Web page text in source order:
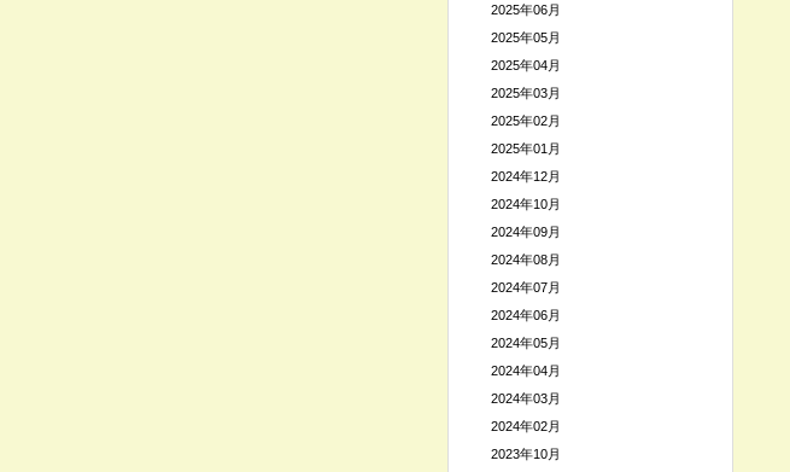
2025年06月
2025年05月
2025年04月
2025年03月
2025年02月
2025年01月
2024年12月
2024年10月
2024年09月
2024年08月
2024年07月
2024年06月
2024年05月
2024年04月
2024年03月
2024年02月
2023年10月